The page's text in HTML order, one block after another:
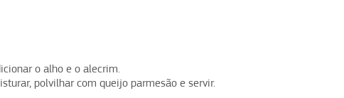
o alho e o alecrim.
polvilhar com queijo parmesão e servir.